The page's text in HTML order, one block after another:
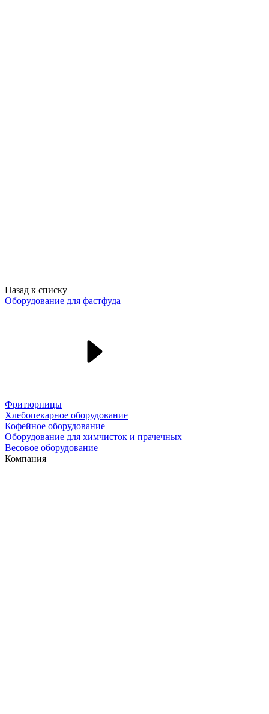
Назад к списку
Оборудование для фастфуда
Фритюрницы
Хлебопекарное оборудование
Кофейное оборудование
Оборудование для химчисток и прачечных
Весовое оборудование
Компания